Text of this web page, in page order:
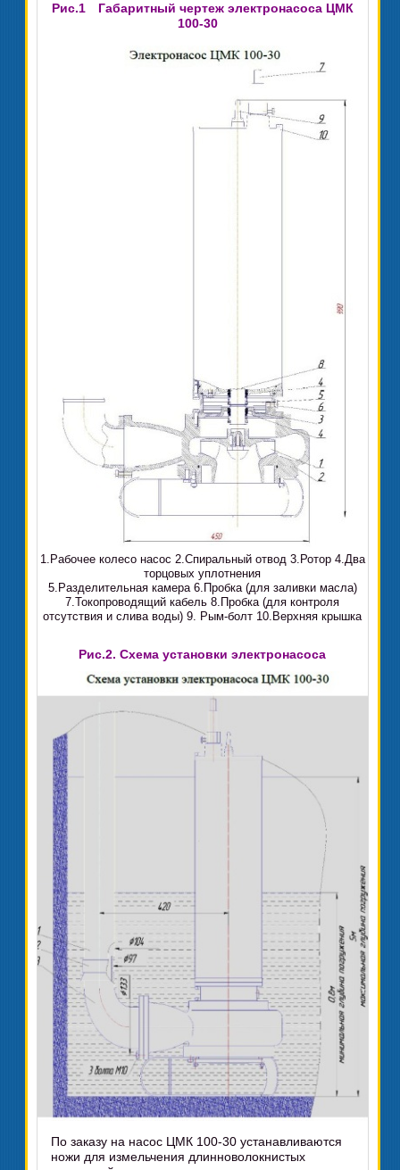
Рис.1
Габаритный чертеж электронасоса ЦМК
100-30
1.Рабочее колесо насос 2.Спиральный отвод 3.Ротор 4.Два
торцовых уплотнения
5.Разделительная камера 6.Пробка (для заливки масла)
7.Токопроводящий кабель 8.Пробка (для контроля
отсутствия и слива воды) 9. Рым-болт 10.Верхняя крышка
Рис.2. Схема установки электронасоса
По заказу на насос ЦМК 100-30 устанавливаются
ножи для измельчения длинноволокнистых